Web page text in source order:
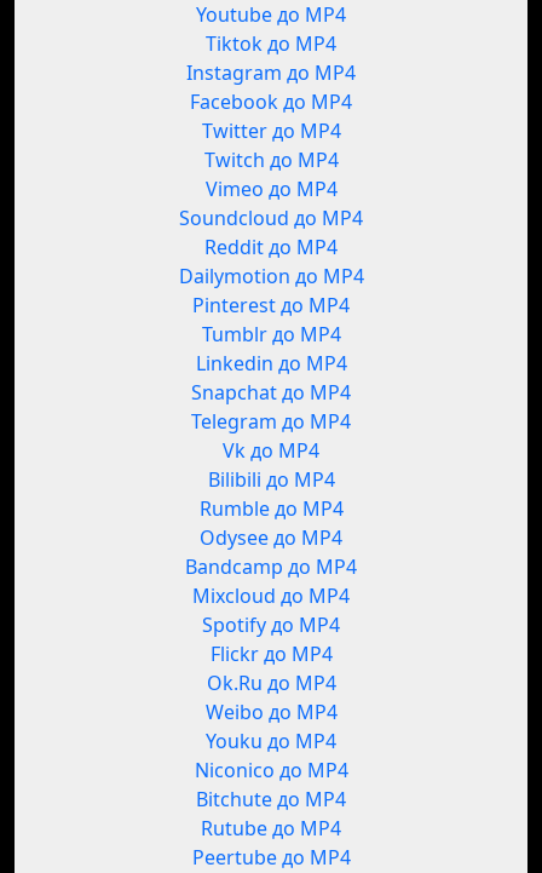
Youtube до MP4
Tiktok до MP4
Instagram до MP4
Facebook до MP4
Twitter до MP4
Twitch до MP4
Vimeo до MP4
Soundcloud до MP4
Reddit до MP4
Dailymotion до MP4
Pinterest до MP4
Tumblr до MP4
Linkedin до MP4
Snapchat до MP4
Telegram до MP4
Vk до MP4
Bilibili до MP4
Rumble до MP4
Odysee до MP4
Bandcamp до MP4
Mixcloud до MP4
Spotify до MP4
Flickr до MP4
Ok.Ru до MP4
Weibo до MP4
Youku до MP4
Niconico до MP4
Bitchute до MP4
Rutube до MP4
Peertube до MP4